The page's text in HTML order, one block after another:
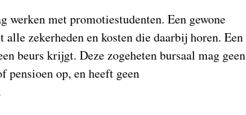
met promotiestudenten. Een gewone
alle zekerheden en kosten die daarbij horen. Een
beurs krijgt. Deze zogeheten bursaal mag geen
pensioen op, en heeft geen